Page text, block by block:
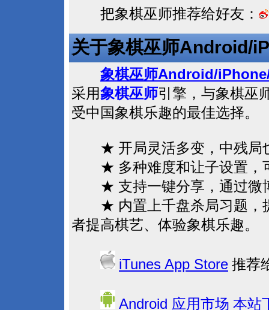
把象棋巫师推荐给好友：
关于象棋巫师Android/
象棋巫师Android/
采用象棋巫师引擎，与象棋巫
受中国象棋乐趣的最佳选择。
★ 开局灵活多变，中残局
★ 多种难度和让子设置，
★ 支持一键分享，通过微博
★ 内置上千盘杀局习题，提
者提高棋艺、体验象棋乐趣。
iTunes App Store 推荐
Android 应用市场 本站